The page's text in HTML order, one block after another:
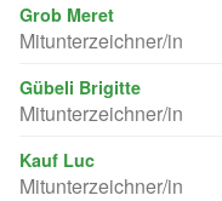
Grob Meret
Mitunterzeichner/in
Gübeli Brigitte
Mitunterzeichner/in
Kauf Luc
Mitunterzeichner/in